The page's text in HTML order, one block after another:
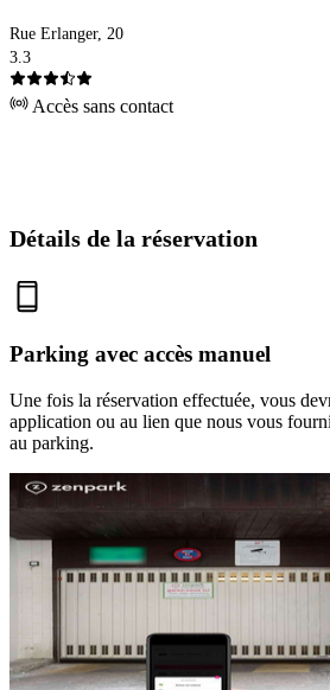
Rue Erlanger, 20
3.3
Accès sans contact
Détails de la réservation
Parking avec accès manuel
Une fois la réservation effectuée, vous
application ou au lien que nous vous
au parking.